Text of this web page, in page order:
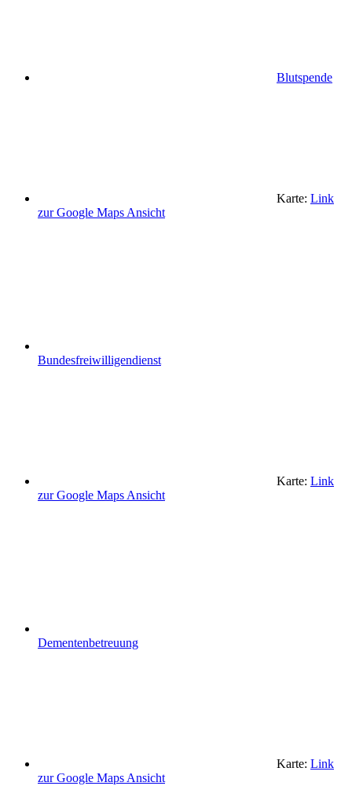
Blutspende
Karte: Link
zur Google Maps Ansicht
Bundesfreiwilligendienst
Karte: Link
zur Google Maps Ansicht
Dementenbetreuung
Karte: Link
zur Google Maps Ansicht